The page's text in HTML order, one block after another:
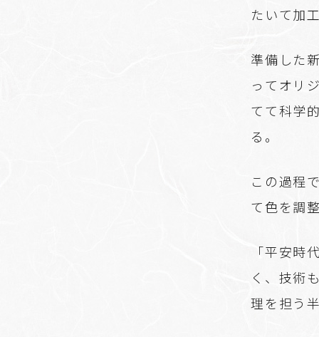
たいて加
準備した
ってオリ
てて科学
る。
この過程
て色を調
「平安時
く、技術
理を担う